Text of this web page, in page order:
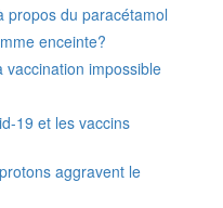
propos du paracétamol
enceinte?
impossible
19 et les vaccins
aggravent le